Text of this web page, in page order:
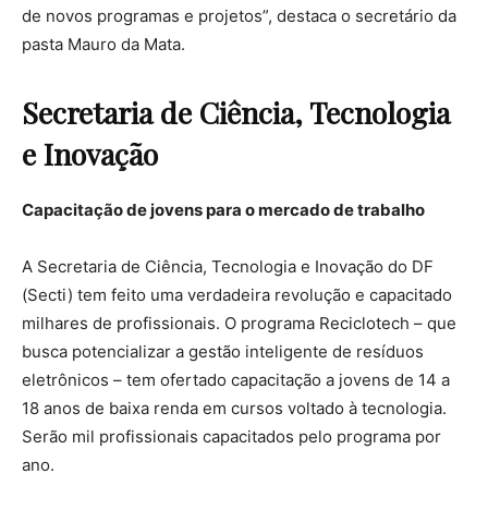
de novos programas e projetos”, destaca o secretário da
pasta Mauro da Mata.
Secretaria de Ciência, Tecnologia
e Inovação
Capacitação de jovens para o mercado de trabalho
A Secretaria de Ciência, Tecnologia e Inovação do DF
(Secti) tem feito uma verdadeira revolução e capacitado
milhares de profissionais. O programa Reciclotech – que
busca potencializar a gestão inteligente de resíduos
eletrônicos – tem ofertado capacitação a jovens de 14 a
18 anos de baixa renda em cursos voltado à tecnologia.
Serão mil profissionais capacitados pelo programa por
ano.